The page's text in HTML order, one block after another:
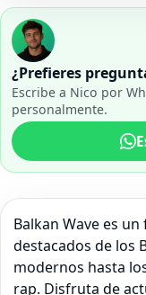
¿Prefieres
Escribe a Nico por
personalmente.
Balkan Wave es
destacados de los
modernos hasta
rap. Disfruta de